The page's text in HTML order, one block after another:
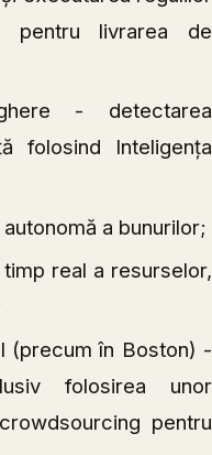
pentru livrarea de
- detectarea
folosind Inteligența
a bunurilor;
real a resurselor,
(precum în Boston) -
folosirea unor
pentru